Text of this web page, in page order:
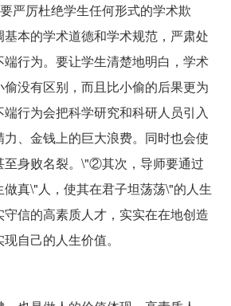
严厉杜绝学生任何形式的学术欺
本的学术道德和学术规范，严肃处
行为。要让学生清楚地明白，学术
没有区别，而且比小偷的后果更为
行为会把科学研究和科研人员引入
、金钱上的巨大浪费。同时也会使
至身败名裂。\"②其次，导师要通过
真\"人，使其在君子坦荡荡\"的人生
信的高素质人才，实实在在地创造
自己的人生价值。